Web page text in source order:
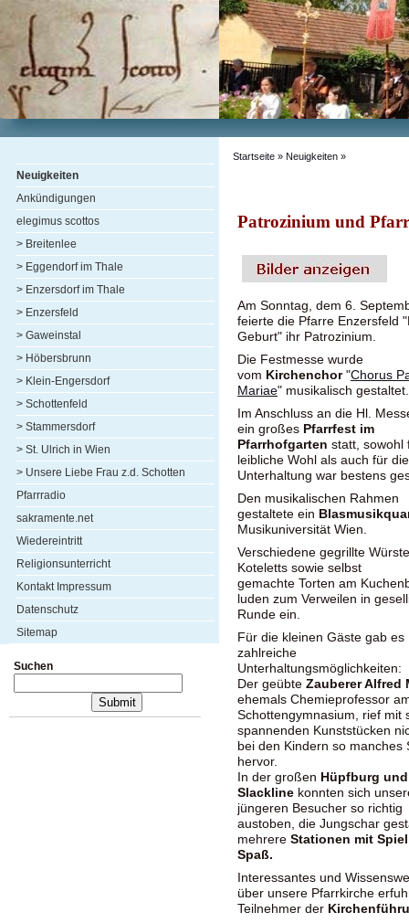
Neuigkeiten
Ankündigungen
elegimus scottos
> Breitenlee
> Eggendorf im Thale
> Enzersdorf im Thale
> Enzersfeld
> Gaweinstal
> Höbersbrunn
> Klein-Engersdorf
> Schottenfeld
> Stammersdorf
> St. Ulrich in Wien
> Unsere Liebe Frau z.d. Schotten
Pfarrradio
sakramente.net
Wiedereintritt
Religionsunterricht
Kontakt Impressum
Datenschutz
Sitemap
Suchen
Startseite » Neuigkeiten »
Patrozinium und
Am Sonntag, dem 6.
feierte die Pfarre Enzersfeld
Geburt" ihr Patrozinium.
Die Festmesse wurde
vom Kirchenchor "Chorus
Mariae" musikalisch gestaltet.
Im Anschluss an die Hl.
ein großes Pfarrfest im
Pfarrhofgarten statt, sowohl
leibliche Wohl als auch für die
Unterhaltung war bestens
Den musikalischen Rahmen
gestaltete ein
Musikuniversität Wien.
Verschiedene gegrillte
Koteletts sowie selbst
gemachte Torten am
luden zum Verweilen in
Runde ein.
Für die kleinen Gäste gab es
zahlreiche
Unterhaltungsmöglichkeiten:
Der geübte Zauberer Alfred
ehemals Chemieprofessor
Schottengymnasium, rief mit
spannenden Kunststücken
bei den Kindern so manches
hervor.
In der großen Hüpfburg
Slackline konnten sich
jüngeren Besucher so richtig
austoben, die Jungschar
mehrere Stationen mit
Spaß.
Interessantes und
über unsere Pfarrkirche
Teilnehmer der